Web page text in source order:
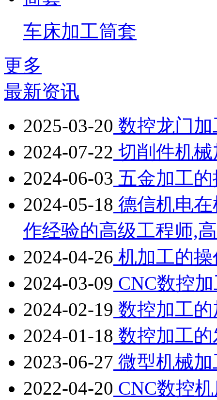
车床加工筒套
更多
最新资讯
2025-03-20 数控龙门
2024-07-22 切削件机
2024-06-03 五金加工
2024-05-18 德信机电
作经验的高级工程师,
2024-04-26 机加工的
2024-03-09 CNC数控
2024-02-19 数控加工
2024-01-18 数控加工
2023-06-27 微型机械
2022-04-20 CNC数控